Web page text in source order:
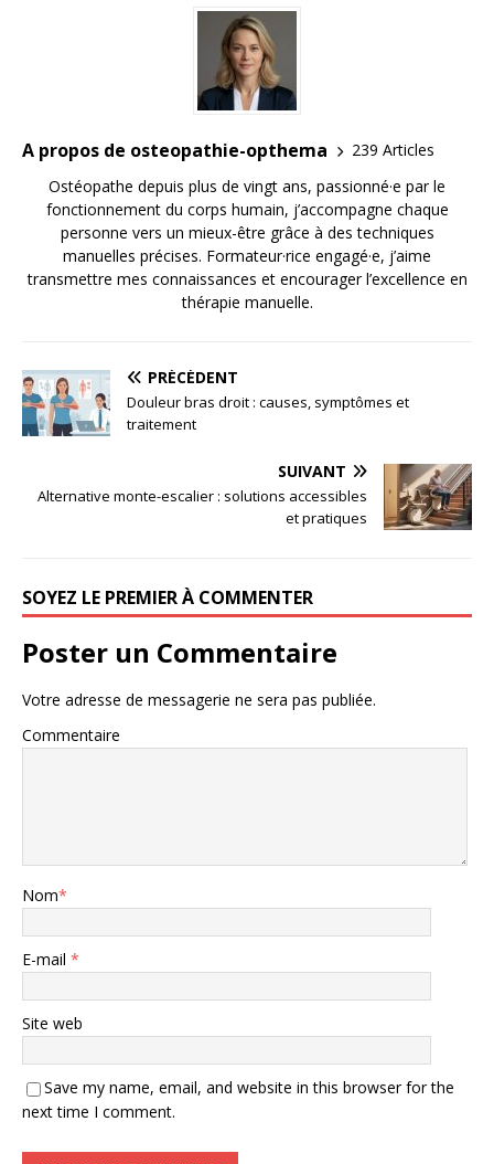
A propos de osteopathie-opthema
239 Articles
Ostéopathe depuis plus de vingt ans, passionné·e par le
fonctionnement du corps humain, j’accompagne chaque
personne vers un mieux-être grâce à des techniques
manuelles précises. Formateur·rice engagé·e, j’aime
transmettre mes connaissances et encourager l’excellence en
thérapie manuelle.
PRÉCÉDENT
Douleur bras droit : causes, symptômes et
traitement
SUIVANT
Alternative monte-escalier : solutions accessibles
et pratiques
SOYEZ LE PREMIER À COMMENTER
Poster un Commentaire
Votre adresse de messagerie ne sera pas publiée.
Commentaire
Nom*
E-mail *
Site web
Save my name, email, and website in this browser for the
next time I comment.